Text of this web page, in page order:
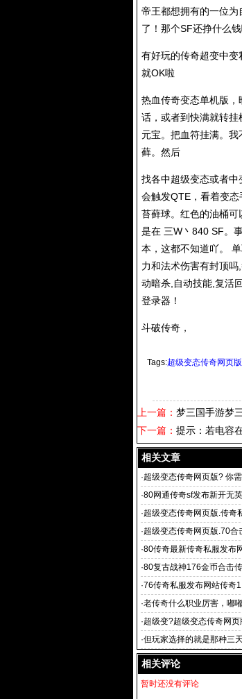
帝王都想拥有的一位
了！那个SF还挣什么
有好玩的传奇超变中
就OK啦
热血传奇变态单机版
话，或者到快满就转
元宝。把血符挂满。
藓。然后
找各中超级变态或者
会触发QTE，看着变
苔藓球。红色的油桶
是在 三W丶840 SF。
本，这都不知道吖。
力和法术伤害有封顶
动暗杀,自动技能,复活
登录器！
斗破传奇，
Tags:超级变态传奇网页版
上一篇： 梦三国手游梦
下一篇： 提示：若电容
相关文章
·超级变态传奇网页版? 你
·80网通传奇sf发布新开无
·超级变态传奇网页版.传奇
私服
·超级变态传奇网页版.70
拳皇1
·80传奇最新传奇私服发布
·80复古战神176金币合击
·76传奇私服发布网站传奇1
·老传奇什么职业厉害，嘟
态传奇网页版 G
·超级变?超级变态传奇网
个主
·但玩家选择的就是那种三
相关评论
暂时还没有评论